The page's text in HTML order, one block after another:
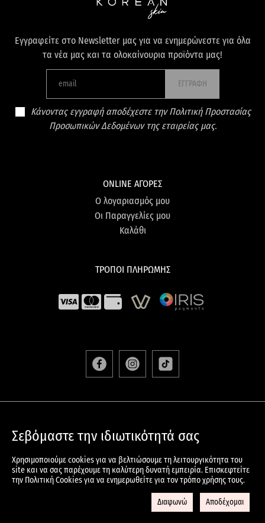
Σεβόμαστε την ιδιωτικότητά σας
Χρησιμοποιούμε cookies για να βελτιώσουμε τη λειτουργικότητα του
site και να σας παρέχουμε τη καλύτερη δυνατή εμπειρία. Επισκεφτείτε
την Πολιτική Cookies για να ενημερωθείτε για τον τρόπο χρήσης τους.
Διαφωνώ Αποδέχομαι
Εγγραφείτε στο Newsletter μας για να ενημερώνεστε για όλα
τα νέα μας και τα ολοκαίνουρια προϊόντα μας!
ΕΓΓΡΑΦΗ
Κάνοντας εγγραφή αποδέχεστε την Πολιτική Προστασίας
Προσωπικών Δεδομένων της εταιρείας μας.
ONLINE ΑΓΟΡΕΣ
Ο λογαριασμός μου
Οι Παραγγελίες μου
Καλάθι
ΤΡΟΠΟΙ ΠΛΗΡΩΜΗΣ
ΟΡΟΙ & ΠΡΟΫΠΟΘΕΣΕΙΣ
ΠΟΛΙΤΙΚΗ COOKIES
© 2024 KOREANSKIN.GR All Rights Reserved – Developed And
DataWay.gr